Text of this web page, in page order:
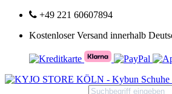
+49 221 60607894
Kostenloser Versand innerhalb